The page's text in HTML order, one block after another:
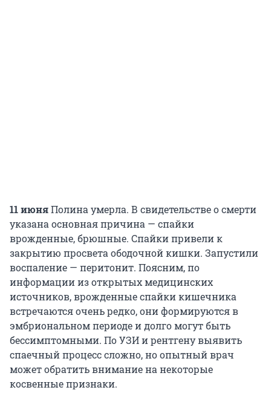
11 июняПолина умерла. В свидетельстве о смерти
указана основная причина — спайки
врожденные, брюшные. Спайки привели к
закрытию просвета ободочной кишки. Запустили
воспаление — перитонит. Поясним, по
информации из открытых медицинских
источников, врожденные спайки кишечника
встречаются очень редко, они формируются в
эмбриональном периоде и долго могут быть
бессимптомными. По УЗИ и рентгену выявить
спаечный процесс сложно, но опытный врач
может обратить внимание на некоторые
косвенные признаки.